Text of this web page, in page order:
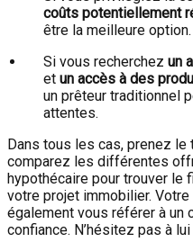
coûts potentiellement
être la meilleure option.
Si vous recherchez un
et un accès à des
un prêteur traditionnel
attentes.
Dans tous les cas, prenez le
comparez les différentes
hypothécaire pour trouver le
votre projet immobilier.
également vous référer à un
confiance. N’hésitez pas à